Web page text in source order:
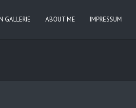
GALLERIE ABOUT ME IMPRESSUM